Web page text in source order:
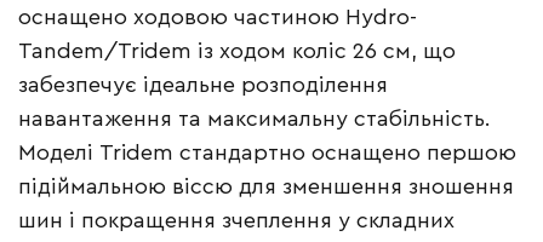
оснащено ходовою частиною Hydro-
Tandem/Tridem із ходом коліс 26 см, що
забезпечує ідеальне розподілення
навантаження та максимальну стабільність.
Моделі Tridem стандартно оснащено першою
підіймальною віссю для зменшення зношення
шин і покращення зчеплення у складних